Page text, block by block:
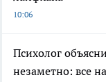
10:06
Психолог
незаметно: все